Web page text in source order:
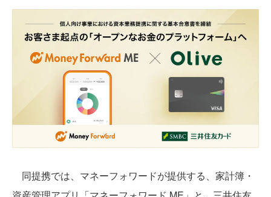
同提携では、マネーフォワードが提供する、家計簿・